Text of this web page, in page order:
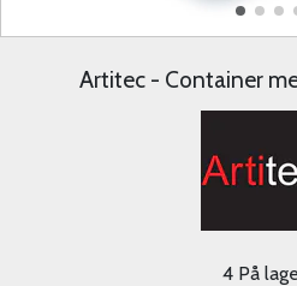
Artitec - Container
4 På